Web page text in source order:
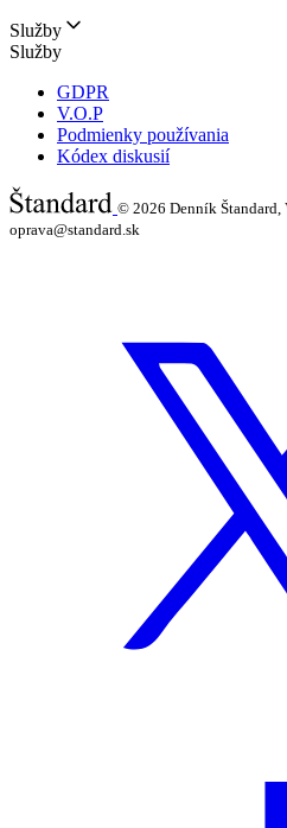
Služby
Služby
GDPR
V.O.P
Podmienky používania
Kódex diskusií
© 2026 Denník Štandard,
oprava@standard.sk